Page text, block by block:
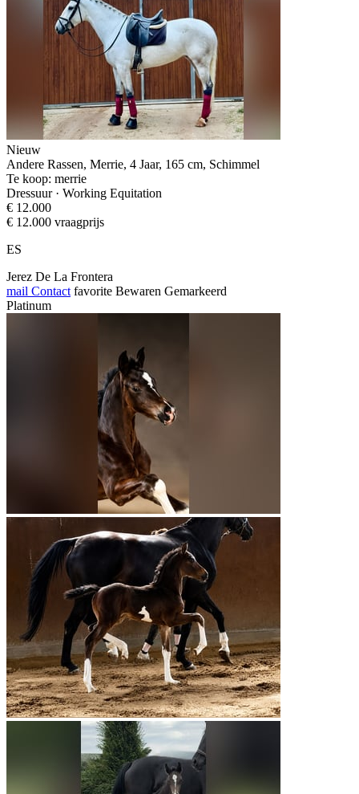
Nieuw
Andere Rassen, Merrie, 4 Jaar, 165 cm, Schimmel
Te koop: merrie
Dressuur · Working Equitation
€ 12.000
€ 12.000 vraagprijs
ES
Jerez De La Frontera
mail Contact favorite Bewaren Gemarkeerd
Platinum